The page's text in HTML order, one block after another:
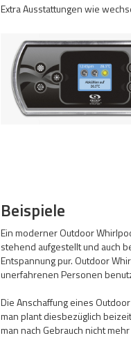
Extra Ausstattungen wie
Beispiele
Ein moderner Outdoor
stehend aufgestellt und auch
Entspannung pur. Outdoor
unerfahrenen Personen
Die Anschaffung eines
man plant diesbezüglich
man nach Gebrauch nicht